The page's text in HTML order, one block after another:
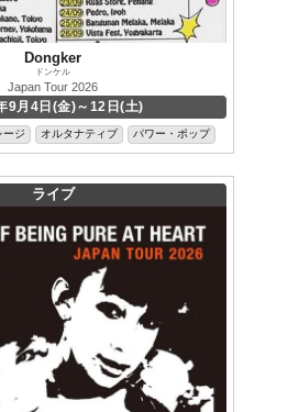
Dongker
ドンケル
Japan Tour 2026
9月4日(金)～12日(土)
ージ オルタナティブ パワー・ポップ
ライブ